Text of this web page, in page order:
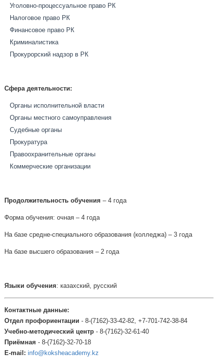
Уголовно-процессуальное право РК
Налоговое право РК
Финансовое право РК
Криминалистика
Прокурорский надзор в РК
Сфера деятельности:
Органы исполнительной власти
Органы местного самоуправления
Судебные органы
Прокуратура
Правоохранительные органы
Коммерческие организации
Продолжительность обучения – 4 года
Форма обучения: очная – 4 года
На базе средне-специального образования (колледжа) – 3 года
На базе высшего образования – 2 года
Языки обучения: казахский, русский
Контактные данные:
Отдел профориентации - 8-(7162)-33-42-82, +7-701-742-38-84
Учебно-методический центр - 8-(7162)-32-61-40
Приёмная - 8-(7162)-32-70-18
E-mail: info@koksheacademy.kz